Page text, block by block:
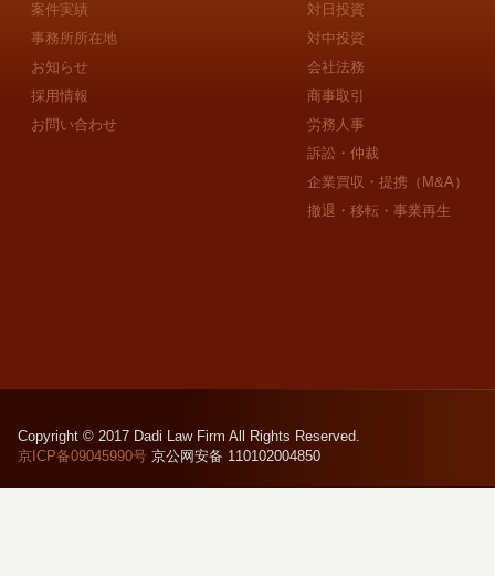
案件実績
事務所所在地
お知らせ
採用情報
お問い合わせ
対日投資
対中投資
会社法務
商事取引
労務人事
訴訟・仲裁
企業買収・提携（M&A）
撤退・移転・事業再生
Copyright © 2017 Dadi Law Firm All Rights Reserved.
京ICP备09045990号京公网安备 110102004850